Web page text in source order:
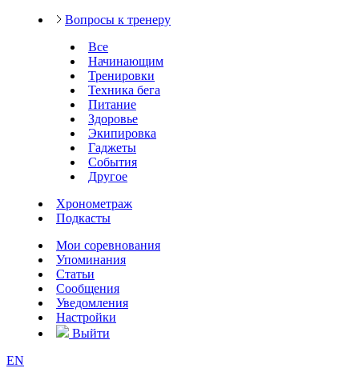
Вопросы к тренеру
Все
Начинающим
Тренировки
Техника бега
Питание
Здоровье
Экипировка
Гаджеты
События
Другое
Хронометраж
Подкасты
Мои соревнования
Упоминания
Статьи
Сообщения
Уведомления
Настройки
Выйти
EN